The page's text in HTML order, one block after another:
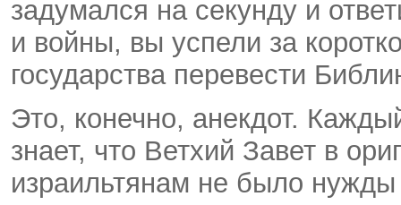
задумался на секунду и
и войны, вы успели за
государства перевести
Это, конечно, анекдот.
знает, что Ветхий Завет в
израильтянам не было